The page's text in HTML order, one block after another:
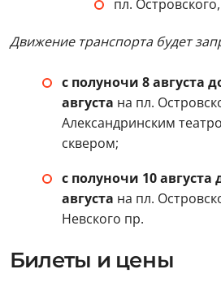
пл.
Движение транспорта будет
с полуночи 8 августа
августа на пл.
Александринским
сквером;
с полуночи 10 августа
августа на пл.
Невского пр.
Билеты и цены